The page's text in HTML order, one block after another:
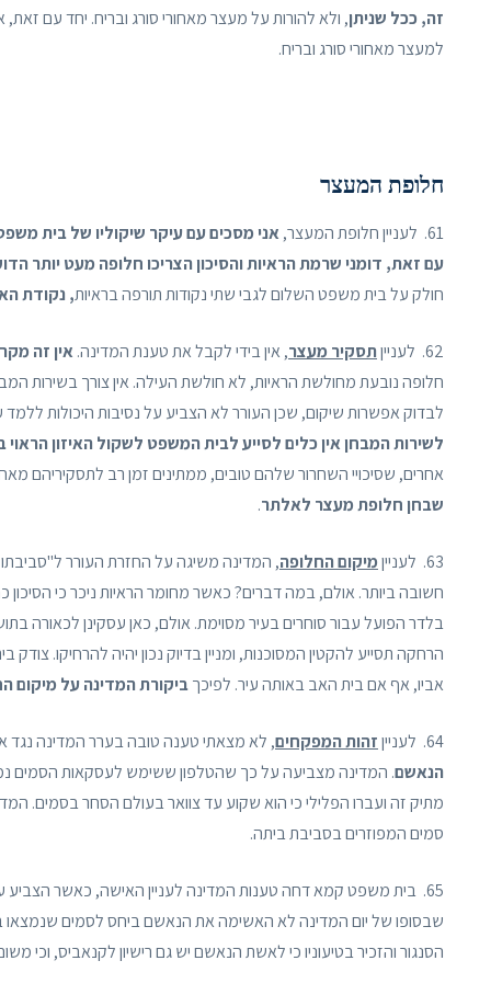
זה, ככל שניתן, ולא להורות על מעצר מאחורי סורג ובריח. יחד עם
למעצר מאחורי סורג ובריח.
חלופת המעצר
61. לעניין חלופת המעצר,
אני מסכים עם עיקר שיקוליו של בית
עם זאת, דומני שרמת הראיות והסיכון הצריכו חלופה מעט יותר
חולק על בית משפט השלום לגבי שתי נקודות תורפה בראיות, נקודת
62. לעניין תסקיר מעצר, אין בידי לקבל את טענת המדינה. אין זה
חלופה נובעת מחולשת הראיות, לא חולשת העילה. אין צורך בשירות
לבדוק אפשרות שיקום, שכן העורר לא הצביע על נסיבות היכולות
לשירות המבחן אין כלים לסייע לבית המשפט לשקול האיזון
אחרים, שסיכויי השחרור שלהם טובים, ממתינים זמן רב לתסקיריהם
שבחן חלופת מעצר לאלתר.
63. לעניין מיקום החלופה, המדינה משיגה על החזרת העורר
חשובה ביותר. אולם, במה דברים? כאשר מחומר הראיות ניכר כי
בלדר הפועל עבור סוחרים בעיר מסוימת. אולם, כאן עסקינן לכאורה
הרחקה תסייע להקטין המסוכנות, ומניין בדיוק נכון יהיה להרחיקו.
אביו, אף אם בית האב באותה עיר. לפיכךביקורת המדינה על מיקום
64. לעניין זהות המפקחים, לא מצאתי טענה טובה בערר המדינה נגד
הנאשם. המדינה מצביעה על כך שהטלפון ששימש לעסקאות הסמים
מתיק זה ועברו הפלילי כי הוא שקוע עד צוואר בעולם הסחר
סמים המפוזרים בסביבת ביתה.
65. בית משפט קמא דחה טענות המדינה לעניין האישה, כאשר
שבסופו של יום המדינה לא האשימה את הנאשם ביחס לסמים
הסנגור והזכיר בטיעוניו כי לאשת הנאשם יש גם רישיון לקנאביס,